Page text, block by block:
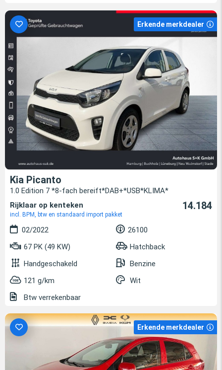
Erkende merkdealer
Kia Picanto
1.0 Edition 7 *8-fach bereift*DAB+*USB*KLIMA*
Rijklaar op kenteken
incl. BPM, btw en standaard import pakket
14.184
02/2022
26100
67 PK (49 KW)
Hatchback
Handgeschakeld
Benzine
121 g/km
Wit
Btw verrekenbaar
Erkende merkdealer